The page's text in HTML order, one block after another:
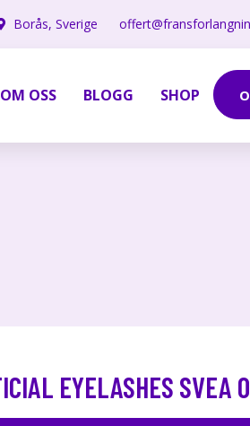
Borås, Sverige
OM OSS BLOGG SHOP
EYELASHES SVEA